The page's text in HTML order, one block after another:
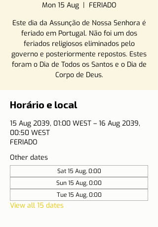
Mon 15 Aug
  |
FERIADO
Este dia da Assunção de Nossa Senhora é
feriado em Portugal. Não foi um dos
feriados religiosos eliminados pelo
governo e posteriormente repostos. Estes
foram o Dia de Todos os Santos e o Dia de
Corpo de Deus.
Horário e local
15 Aug 2039, 01:00 WEST – 16 Aug 2039,
00:50 WEST
FERIADO
Other dates
Sat 15 Aug, 0:00
Sun 15 Aug, 0:00
Tue 15 Aug, 0:00
View all 15 dates